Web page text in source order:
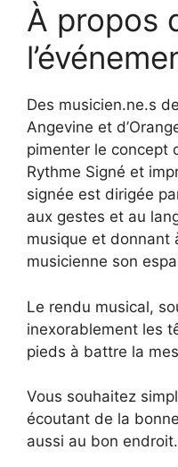
À propos
Des musicien.ne.s
Angevine et
pimenter le concept
Rythme Signé et
signée est dirigée
aux gestes et au
musique et donnant
musicienne son
Le rendu musical,
inexorablement les
pieds à battre la
Vous souhaitez
écoutant de la
aussi au bon endroit.